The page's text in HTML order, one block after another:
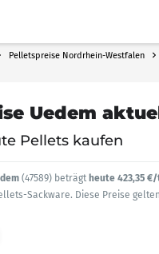
Pelletspreise Nordrhein-Westfalen
Uedem
Pellets kaufen
(47589) beträgt heute 423,35
Sackware. Diese Preise